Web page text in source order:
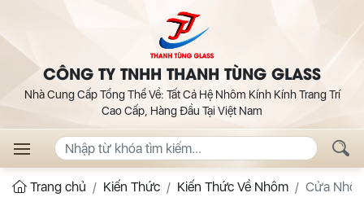
CÔNG TY TNHH THANH TÙNG GLASS
Nhà Cung Cấp Tổng Thể Về: Tất Cả Hệ Nhôm Kính Kính Trang Trí
Cao Cấp, Hàng Đầu Tại Việt Nam
Trang chủ Kiến Thức Kiến Thức Về Nhôm Cửa